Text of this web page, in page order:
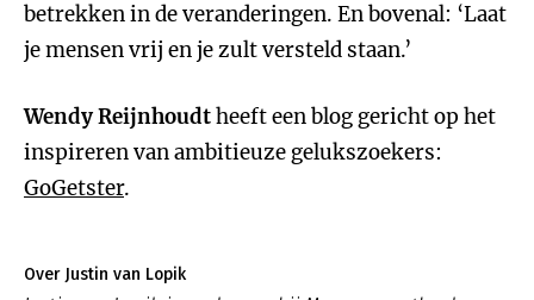
betrekken in de veranderingen. En bovenal: ‘Laat
je mensen vrij en je zult versteld staan.’
Wendy Reijnhoudtheeft een blog gericht op het
inspireren van ambitieuze gelukszoekers:
GoGetster.
Over Justin van Lopik